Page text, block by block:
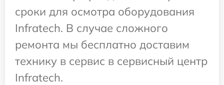
сроки для осмотра оборудования
Infratech. В случае сложного
ремонта мы бесплатно доставим
технику в сервис в сервисный центр
Infratech.